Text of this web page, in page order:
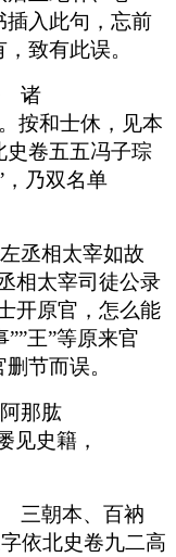
插入此句，忘前
致有此误。
诸
按和士休，见本
史卷五五冯子琮
乃双名单
丞相太宰如故
相太宰司徒公录
开原官，怎么能
””王”等原来官
节而误。
那肱
见史籍，
三朝本、百衲
依北史卷九二高